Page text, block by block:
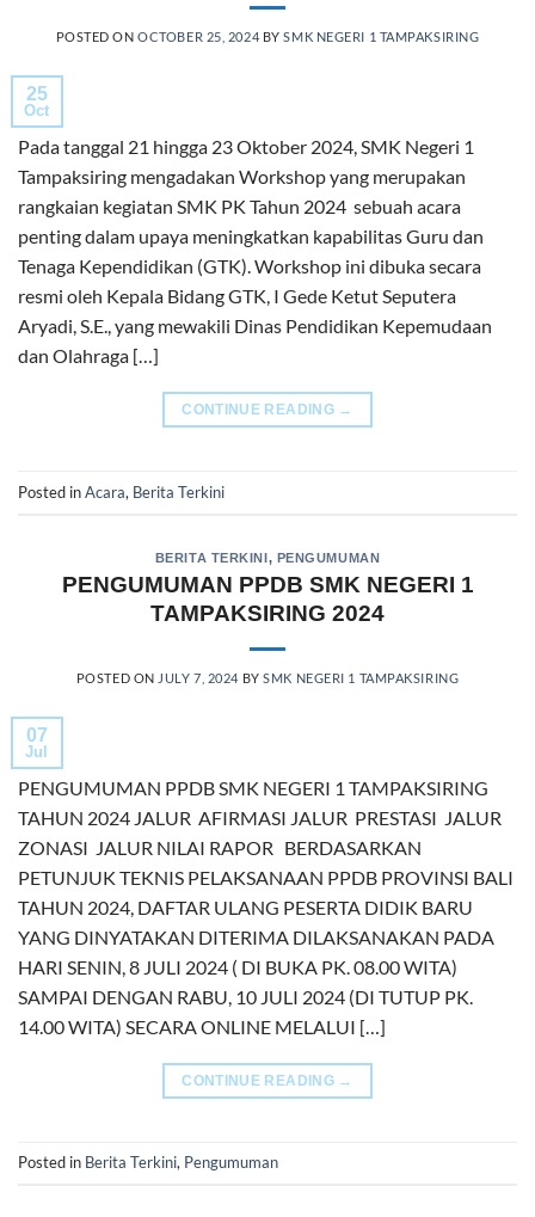
POSTED ONOCTOBER 25, 2024 BYSMK NEGERI 1 TAMPAKSIRING
25
Oct
Pada tanggal 21 hingga 23 Oktober 2024, SMK Negeri 1
Tampaksiring mengadakan Workshop yang merupakan
rangkaian kegiatan SMK PK Tahun 2024 sebuah acara
penting dalam upaya meningkatkan kapabilitas Guru dan
Tenaga Kependidikan (GTK). Workshop ini dibuka secara
resmi oleh Kepala Bidang GTK, I Gede Ketut Seputera
Aryadi, S.E., yang mewakili Dinas Pendidikan Kepemudaan
dan Olahraga […]
CONTINUE READING →
Posted inAcara, Berita Terkini
BERITA TERKINI, PENGUMUMAN
PENGUMUMAN PPDB SMK NEGERI 1
TAMPAKSIRING 2024
POSTED ON JULY 7, 2024 BYSMK NEGERI 1 TAMPAKSIRING
07
Jul
PENGUMUMAN PPDB SMK NEGERI 1 TAMPAKSIRING
TAHUN 2024 JALUR AFIRMASI JALUR PRESTASI JALUR
ZONASI JALUR NILAI RAPOR BERDASARKAN
PETUNJUK TEKNIS PELAKSANAAN PPDB PROVINSI BALI
TAHUN 2024, DAFTAR ULANG PESERTA DIDIK BARU
YANG DINYATAKAN DITERIMA DILAKSANAKAN PADA
HARI SENIN, 8 JULI 2024 ( DI BUKA PK. 08.00 WITA)
SAMPAI DENGAN RABU, 10 JULI 2024 (DI TUTUP PK.
14.00 WITA) SECARA ONLINE MELALUI […]
CONTINUE READING →
Posted in Berita Terkini, Pengumuman